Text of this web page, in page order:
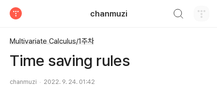
chanmuzi
Multivariate Calculus/1주차
Time saving rules
chanmuzi 2022. 9. 24. 01:42